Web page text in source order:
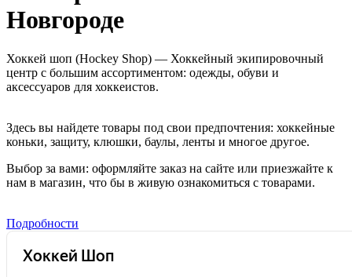
Новгороде
Хоккей шоп (Hockey Shop) — Хоккейный экипировочный
центр с большим ассортиментом: одежды, обуви и
аксессуаров для хоккеистов.
Здесь вы найдете товары под свои предпочтения: хоккейные
коньки, защиту, клюшки, баулы, ленты и многое другое.
Выбор за вами: оформляйте заказ на сайте или приезжайте к
нам в магазин, что бы в живую ознакомиться с товарами.
Подробности